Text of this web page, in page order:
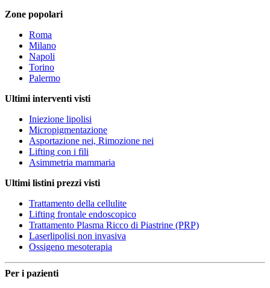
Zone popolari
Roma
Milano
Napoli
Torino
Palermo
Ultimi interventi visti
Iniezione lipolisi
Micropigmentazione
Asportazione nei, Rimozione nei
Lifting con i fili
Asimmetria mammaria
Ultimi listini prezzi visti
Trattamento della cellulite
Lifting frontale endoscopico
Trattamento Plasma Ricco di Piastrine (PRP)
Laserlipolisi non invasiva
Ossigeno mesoterapia
Per i pazienti